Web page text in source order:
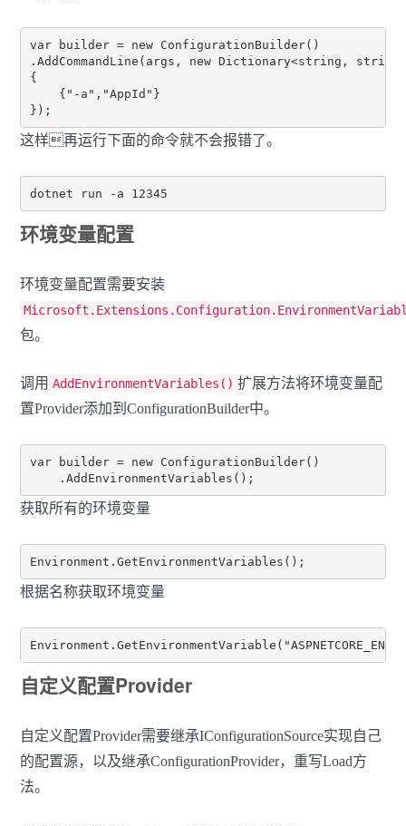
var builder = new ConfigurationBuilder()
.AddCommandLine(args, new Dictionary<string, string>
{
    {"-a","AppId"}
这样再运行下面的命令就不会报错了。
环境变量配置
环境变量配置需要安装
包。
调用 AddEnvironmentVariables() 扩展方法将环境变量配
置Provider添加到ConfigurationBuilder中。
var builder = new ConfigurationBuilder()
获取所有的环境变量
根据名称获取环境变量
自定义配置Provider
自定义配置Provider需要继承IConfigurationSource实现自己
的配置源，以及继承ConfigurationProvider，重写Load方
法。